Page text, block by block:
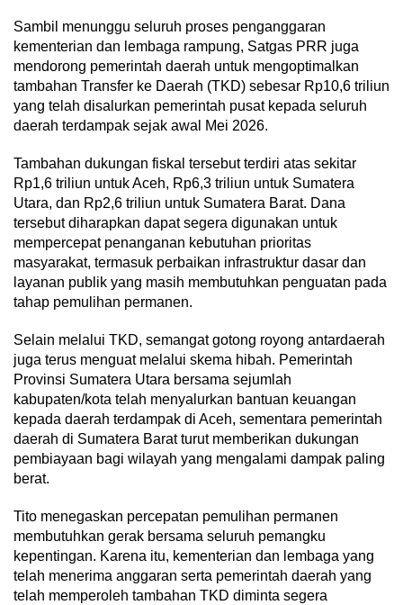
Sambil menunggu seluruh proses penganggaran
kementerian dan lembaga rampung, Satgas PRR juga
mendorong pemerintah daerah untuk mengoptimalkan
tambahan Transfer ke Daerah (TKD) sebesar Rp10,6 triliun
yang telah disalurkan pemerintah pusat kepada seluruh
daerah terdampak sejak awal Mei 2026.
Tambahan dukungan fiskal tersebut terdiri atas sekitar
Rp1,6 triliun untuk Aceh, Rp6,3 triliun untuk Sumatera
Utara, dan Rp2,6 triliun untuk Sumatera Barat. Dana
tersebut diharapkan dapat segera digunakan untuk
mempercepat penanganan kebutuhan prioritas
masyarakat, termasuk perbaikan infrastruktur dasar dan
layanan publik yang masih membutuhkan penguatan pada
tahap pemulihan permanen.
Selain melalui TKD, semangat gotong royong antardaerah
juga terus menguat melalui skema hibah. Pemerintah
Provinsi Sumatera Utara bersama sejumlah
kabupaten/kota telah menyalurkan bantuan keuangan
kepada daerah terdampak di Aceh, sementara pemerintah
daerah di Sumatera Barat turut memberikan dukungan
pembiayaan bagi wilayah yang mengalami dampak paling
berat.
Tito menegaskan percepatan pemulihan permanen
membutuhkan gerak bersama seluruh pemangku
kepentingan. Karena itu, kementerian dan lembaga yang
telah menerima anggaran serta pemerintah daerah yang
telah memperoleh tambahan TKD diminta segera